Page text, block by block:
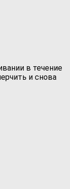
в течение
и снова